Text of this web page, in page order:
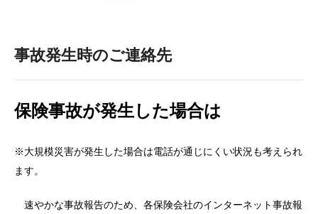
事故発生時のご連絡先
保険事故が発生した場合は
※大規模災害が発生した場合は電話が通じにくい状況も考えられ
ます。
速やかな事故報告のため、各保険会社のインターネット事故報